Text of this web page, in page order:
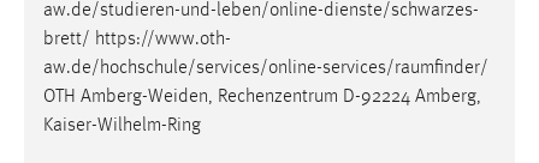
aw.de/studieren-und-leben/online-dienste/schwarzes-
brett/ https://www.oth-
aw.de/hochschule/services/online-services/raumfinder/
OTH Amberg-Weiden, Rechenzentrum D-92224 Amberg,
Kaiser-Wilhelm-Ring
Name:
MibewSessionID, MIBEW_UserID, mibew_locale, mibew-
chat-frame-style-5e9dbeb1811c0446
Zweck: